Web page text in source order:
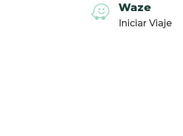
 Waze
Iniciar Viaje